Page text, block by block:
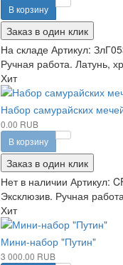
В корзину
Заказ в один клик
На складе Артикул:
Ручная работа. Латунь,
Хит
Набор самурайских
0.00 RUB
В корзину
Заказ в один клик
Нет в наличии Артикул:
Эксклюзив. Ручная
Хит
Мини-набор "Путин"
3 000.00 RUB